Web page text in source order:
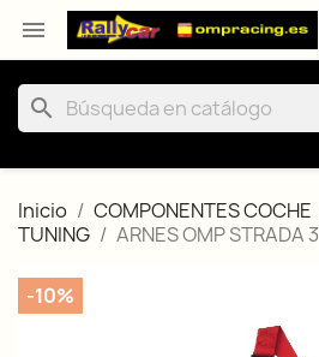

search
Inicio COMPONENTES COCHE
TUNING
ARNES OMP STRADA 3
-10%